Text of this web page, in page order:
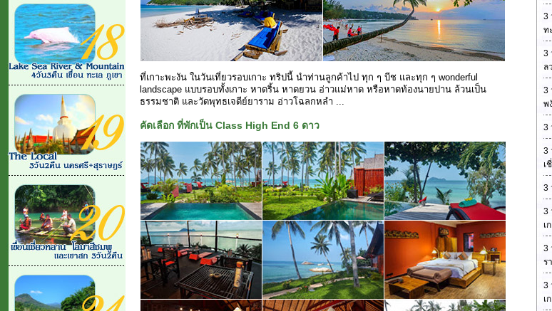
ที่เกาะพะงัน ในวันเที่ยวรอบเกาะ ทริปนี้ นำท่านลูกค้าไป ทุก ๆ บีช และทุก ๆ wonderful
landscape แบบรอบทั้งเกาะ หาดริ้น หาดยวน อ่าวแม่หาด หรือหาดท้องนายปาน ล้วนเป็น
ธรรมชาติ และวัดพุทธเจดีย์ยาราม อ่าวโฉลกหลำ ...
คัดเลือก ที่พักเป็น Class High End 6 ดาว
3
ท
3
ล
3
พ
3
3
เ
3
3
เ
3
ร
3
เ